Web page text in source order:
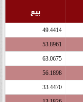
بيع
49.4414
53.8961
63.0675
56.1898
33.4470